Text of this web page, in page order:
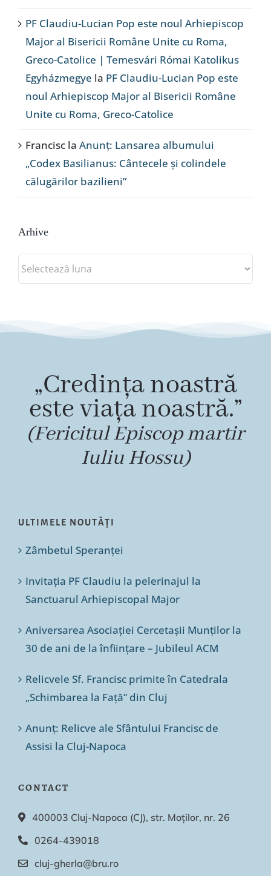
PF Claudiu-Lucian Pop este noul Arhiepiscop
Major al Bisericii Române Unite cu Roma,
Greco-Catolice | Temesvári Római Katolikus
Egyházmegye la PF Claudiu-Lucian Pop este
noul Arhiepiscop Major al Bisericii Române
Unite cu Roma, Greco-Catolice
Francisc la Anunț: Lansarea albumului
„Codex Basilianus: Cântecele și colindele
călugărilor bazilieni”
Arhive
Arhive
„Credința noastră
este viața noastră.”
(Fericitul Episcop martir
Iuliu Hossu)
ULTIMELE NOUTĂȚI
Zâmbetul Speranței
Invitația PF Claudiu la pelerinajul la
Sanctuarul Arhiepiscopal Major
Aniversarea Asociației Cercetașii Munților la
30 de ani de la înființare – Jubileul ACM
Relicvele Sf. Francisc primite în Catedrala
„Schimbarea la Față” din Cluj
Anunț: Relicve ale Sfântului Francisc de
Assisi la Cluj-Napoca
CONTACT
400003 Cluj-Napoca (CJ), str. Moților, nr. 26
0264-439018
cluj-gherla@bru.ro